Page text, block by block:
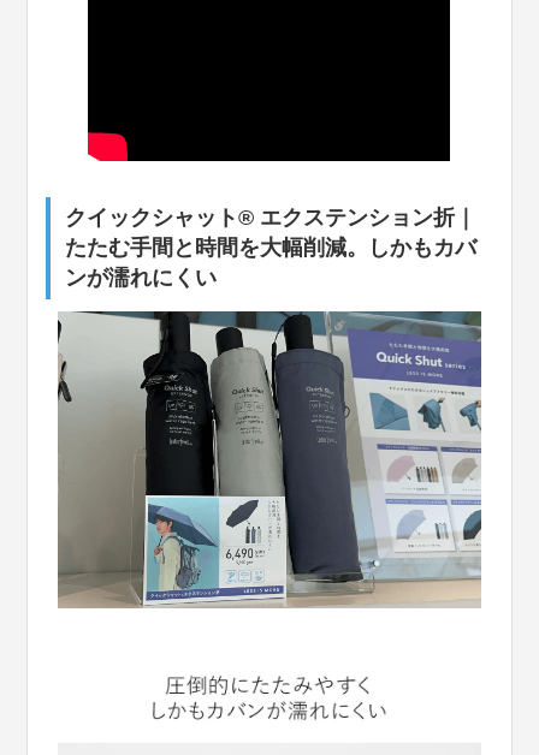
クイックシャット® エクステンション折｜
たたむ手間と時間を大幅削減。しかもカバ
ンが濡れにくい